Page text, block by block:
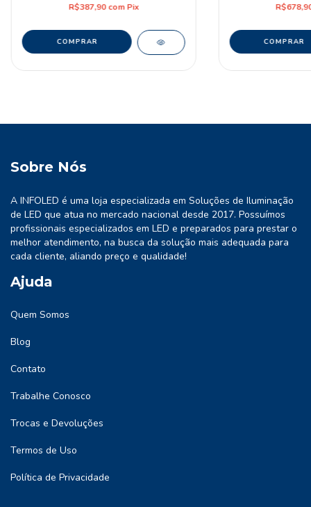
R$387,90com Pix
Sobre Nós
A INFOLED é uma loja especializada em Soluções de Iluminação
de LED que atua no mercado nacional desde 2017. Possuímos
profissionais especializados em LED e preparados para prestar o
melhor atendimento, na busca da solução mais adequada para
cada cliente, aliando preço e qualidade!
Ajuda
Quem Somos
Blog
Contato
Trabalhe Conosco
Trocas e Devoluções
Termos de Uso
Política de Privacidade